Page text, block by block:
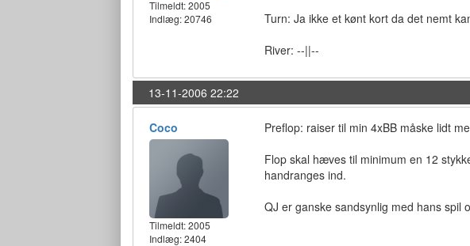
Tilmeldt:2005
Indlæg: 20746
Turn: Ja ikke et kønt kort da det nemt
River: --||--
13-11-2006 22:22
Coco
Tilmeldt:2005
Indlæg: 2404
Preflop: raiser til min 4xBB måske lidt
Flop skal hæves til minimum en 12
handranges ind.
QJ er ganske sandsynlig med hans